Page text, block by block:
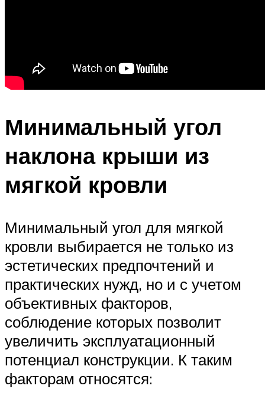
Минимальный угол
наклона крыши из
мягкой кровли
Минимальный угол для мягкой
кровли выбирается не только из
эстетических предпочтений и
практических нужд, но и с учетом
объективных факторов,
соблюдение которых позволит
увеличить эксплуатационный
потенциал конструкции. К таким
факторам относятся: